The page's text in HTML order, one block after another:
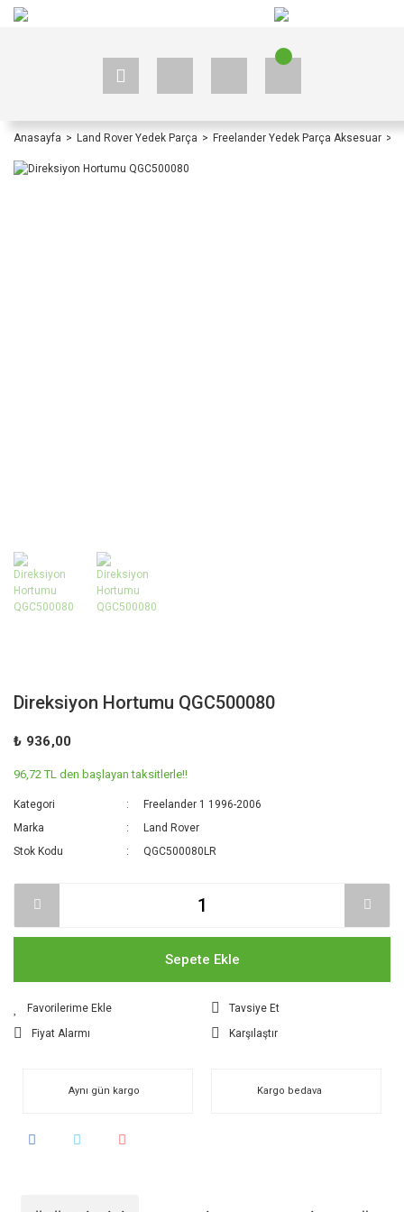
Anasayfa Land Rover Yedek Parça Freelander Yedek Parça Aksesuar
Direksiyon Hortumu QGC500080
₺ 936,00
96,72 TL den başlayan taksitlerle!!
Kategori
Freelander 1 1996-2006
Marka
Land Rover
Stok Kodu
QGC500080LR
Sepete Ekle
Tavsiye Et
Fiyat Alarmı
Karşılaştır
Aynı gün kargo Kargo bedava